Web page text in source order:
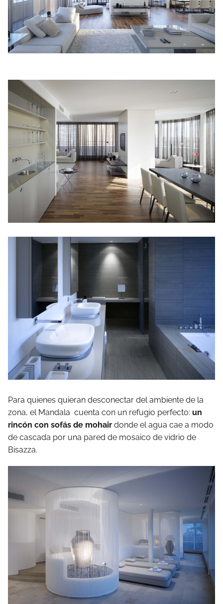
Para quienes quieran desconectar del ambiente de la
zona, el Mandala cuenta con un refugio perfecto: un
rincón con sofás de mohair donde el agua cae a modo
de cascada por una pared de mosaico de vidrio de
Bisazza.